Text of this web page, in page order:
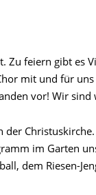
feiern gibt es
mit und für
vor! Wir sind
im Garten
dem Riesen-